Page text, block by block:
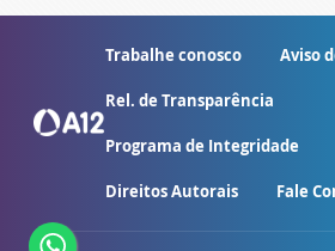
Trabalhe conosco Aviso
Rel. de Transparência
Programa de Integridade
Direitos Autorais Fale